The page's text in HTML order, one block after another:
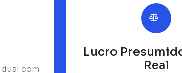
com
Lucro
Real